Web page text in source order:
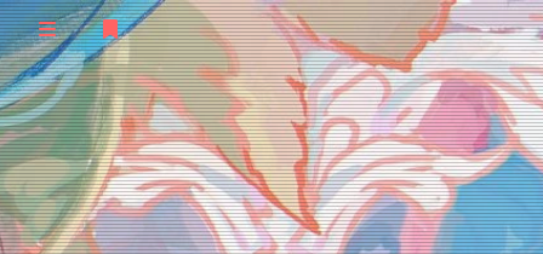
首页
归档
文章
清单
登录